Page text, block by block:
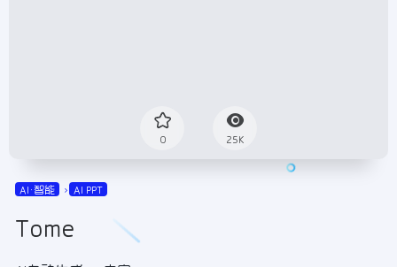
0 25K
AI•智能 AI PPT
Tome